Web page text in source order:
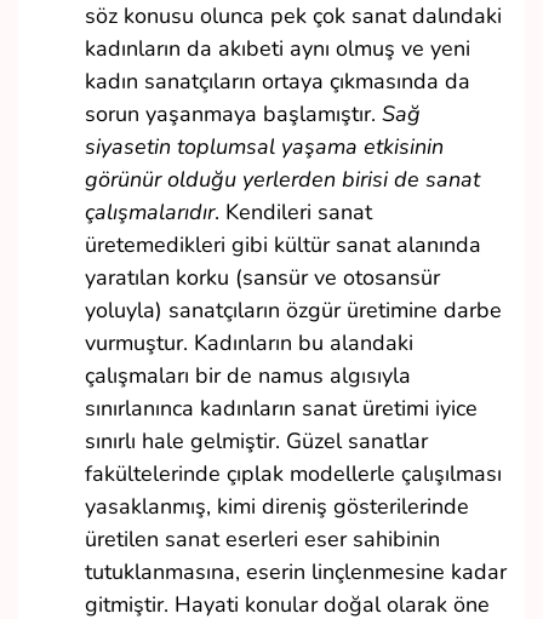
söz konusu olunca pek çok sanat dalındaki
kadınların da akıbeti aynı olmuş ve yeni
kadın sanatçıların ortaya çıkmasında da
sorun yaşanmaya başlamıştır. Sağ
siyasetin toplumsal yaşama etkisinin
görünür olduğu yerlerden birisi de sanat
çalışmalarıdır. Kendileri sanat
üretemedikleri gibi kültür sanat alanında
yaratılan korku (sansür ve otosansür
yoluyla) sanatçıların özgür üretimine darbe
vurmuştur. Kadınların bu alandaki
çalışmaları bir de namus algısıyla
sınırlanınca kadınların sanat üretimi iyice
sınırlı hale gelmiştir. Güzel sanatlar
fakültelerinde çıplak modellerle çalışılması
yasaklanmış, kimi direniş gösterilerinde
üretilen sanat eserleri eser sahibinin
tutuklanmasına, eserin linçlenmesine kadar
gitmiştir. Hayati konular doğal olarak öne